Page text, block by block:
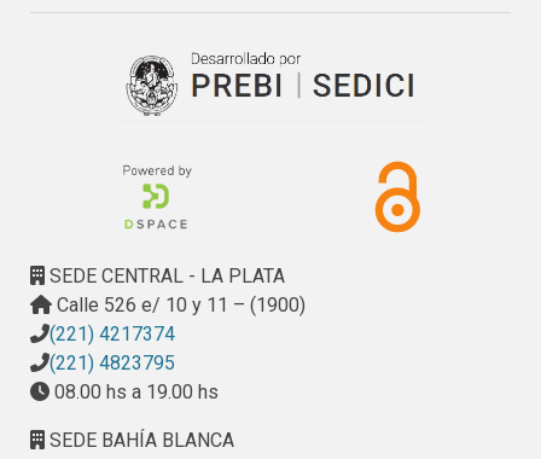
SEDE CENTRAL - LA PLATA
Calle 526 e/ 10 y 11 – (1900)
(221) 4217374
(221) 4823795
08.00 hs a 19.00 hs
SEDE BAHÍA BLANCA